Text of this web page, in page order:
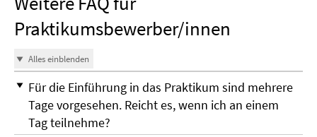
Praktikumsbewerber/innen
Alles einblenden
Für die Einführung in das Praktikum sind mehrere
Tage vorgesehen. Reicht es, wenn ich an einem
Tag teilnehme?